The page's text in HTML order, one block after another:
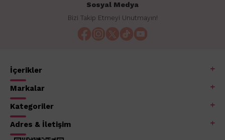
Sosyal Medya
Bizi Takip Etmeyi Unutmayın!
İçerikler
Markalar
Kategoriler
Adres & İletişim